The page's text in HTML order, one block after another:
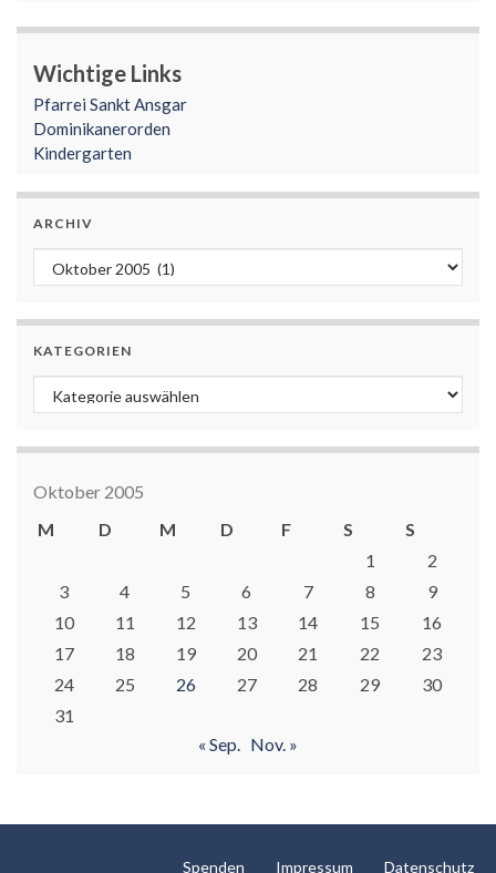
Wichtige Links
Pfarrei Sankt Ansgar
Dominikanerorden
Kindergarten
ARCHIV
Archiv
KATEGORIEN
Kategorien
Oktober 2005
M
D M D F S
S
1
2
3
4 5 6 7 8
9
10
11 12 13 14 15
16
17
18 19 20 21 22
23
24
25 26 27 28 29
30
31
« Sep. Nov. »
Spenden Impressum Datenschutz